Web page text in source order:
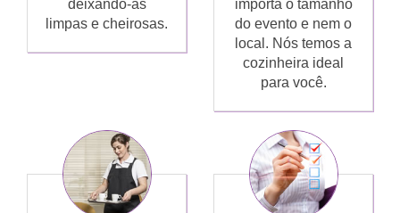
deixando-as
limpas e cheirosas.
importa o tamanho
do evento e nem o
local. Nós temos a
cozinheira ideal
para você.